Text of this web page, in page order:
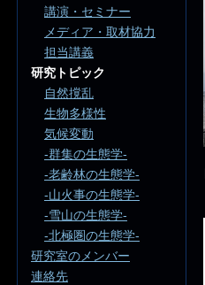
講演・セミナー
メディア・取材協力
担当講義
研究トピック
自然撹乱
生物多様性
気候変動
-群集の生態学-
-老齢林の生態学-
-山火事の生態学-
-雪山の生態学-
-北極圏の生態学-
研究室のメンバー
連絡先